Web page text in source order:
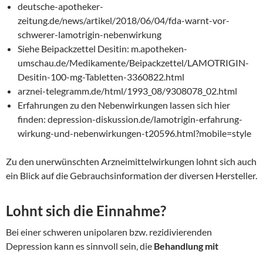
deutsche-apotheker-
zeitung.de/news/artikel/2018/06/04/fda-warnt-vor-
schwerer-lamotrigin-nebenwirkung
Siehe Beipackzettel Desitin: m.apotheken-
umschau.de/Medikamente/Beipackzettel/LAMOTRIGIN-
Desitin-100-mg-Tabletten-3360822.html
arznei-telegramm.de/html/1993_08/9308078_02.html
Erfahrungen zu den Nebenwirkungen lassen sich hier
finden: depression-diskussion.de/lamotrigin-erfahrung-
wirkung-und-nebenwirkungen-t20596.html?mobile=style
Zu den unerwünschten Arzneimittelwirkungen lohnt sich auch
ein Blick auf die Gebrauchsinformation der diversen Hersteller.
Lohnt sich die Einnahme?
Bei einer schweren unipolaren bzw. rezidivierenden
Depression kann es sinnvoll sein, die Behandlung mit